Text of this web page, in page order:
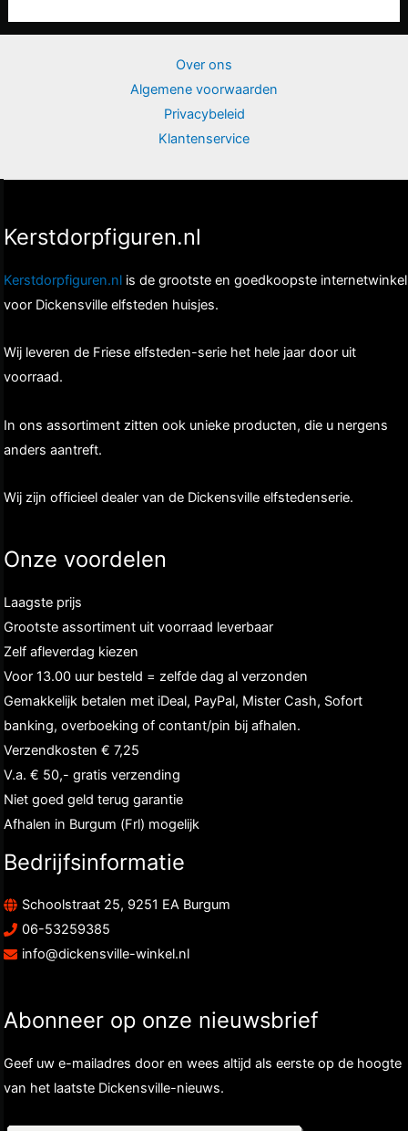
Over ons
Algemene voorwaarden
Privacybeleid
Klantenservice
Kerstdorpfiguren.nl
Kerstdorpfiguren.nl is de grootste en goedkoopste internetwinkel
voor Dickensville elfsteden huisjes.
Wij leveren de Friese elfsteden-serie het hele jaar door uit
voorraad.
In ons assortiment zitten ook unieke producten, die u nergens
anders aantreft.
Wij zijn officieel dealer van de Dickensville elfstedenserie.
Onze voordelen
Laagste prijs
Grootste assortiment uit voorraad leverbaar
Zelf afleverdag kiezen
Voor 13.00 uur besteld = zelfde dag al verzonden
Gemakkelijk betalen met iDeal, PayPal, Mister Cash, Sofort
banking, overboeking of contant/pin bij afhalen.
Verzendkosten € 7,25
V.a. € 50,- gratis verzending
Niet goed geld terug garantie
Afhalen in Burgum (Frl) mogelijk
Bedrijfsinformatie
Schoolstraat 25, 9251 EA Burgum
06-53259385
info@dickensville-winkel.nl
Abonneer op onze nieuwsbrief
Geef uw e-mailadres door en wees altijd als eerste op de hoogte
van het laatste Dickensville-nieuws.